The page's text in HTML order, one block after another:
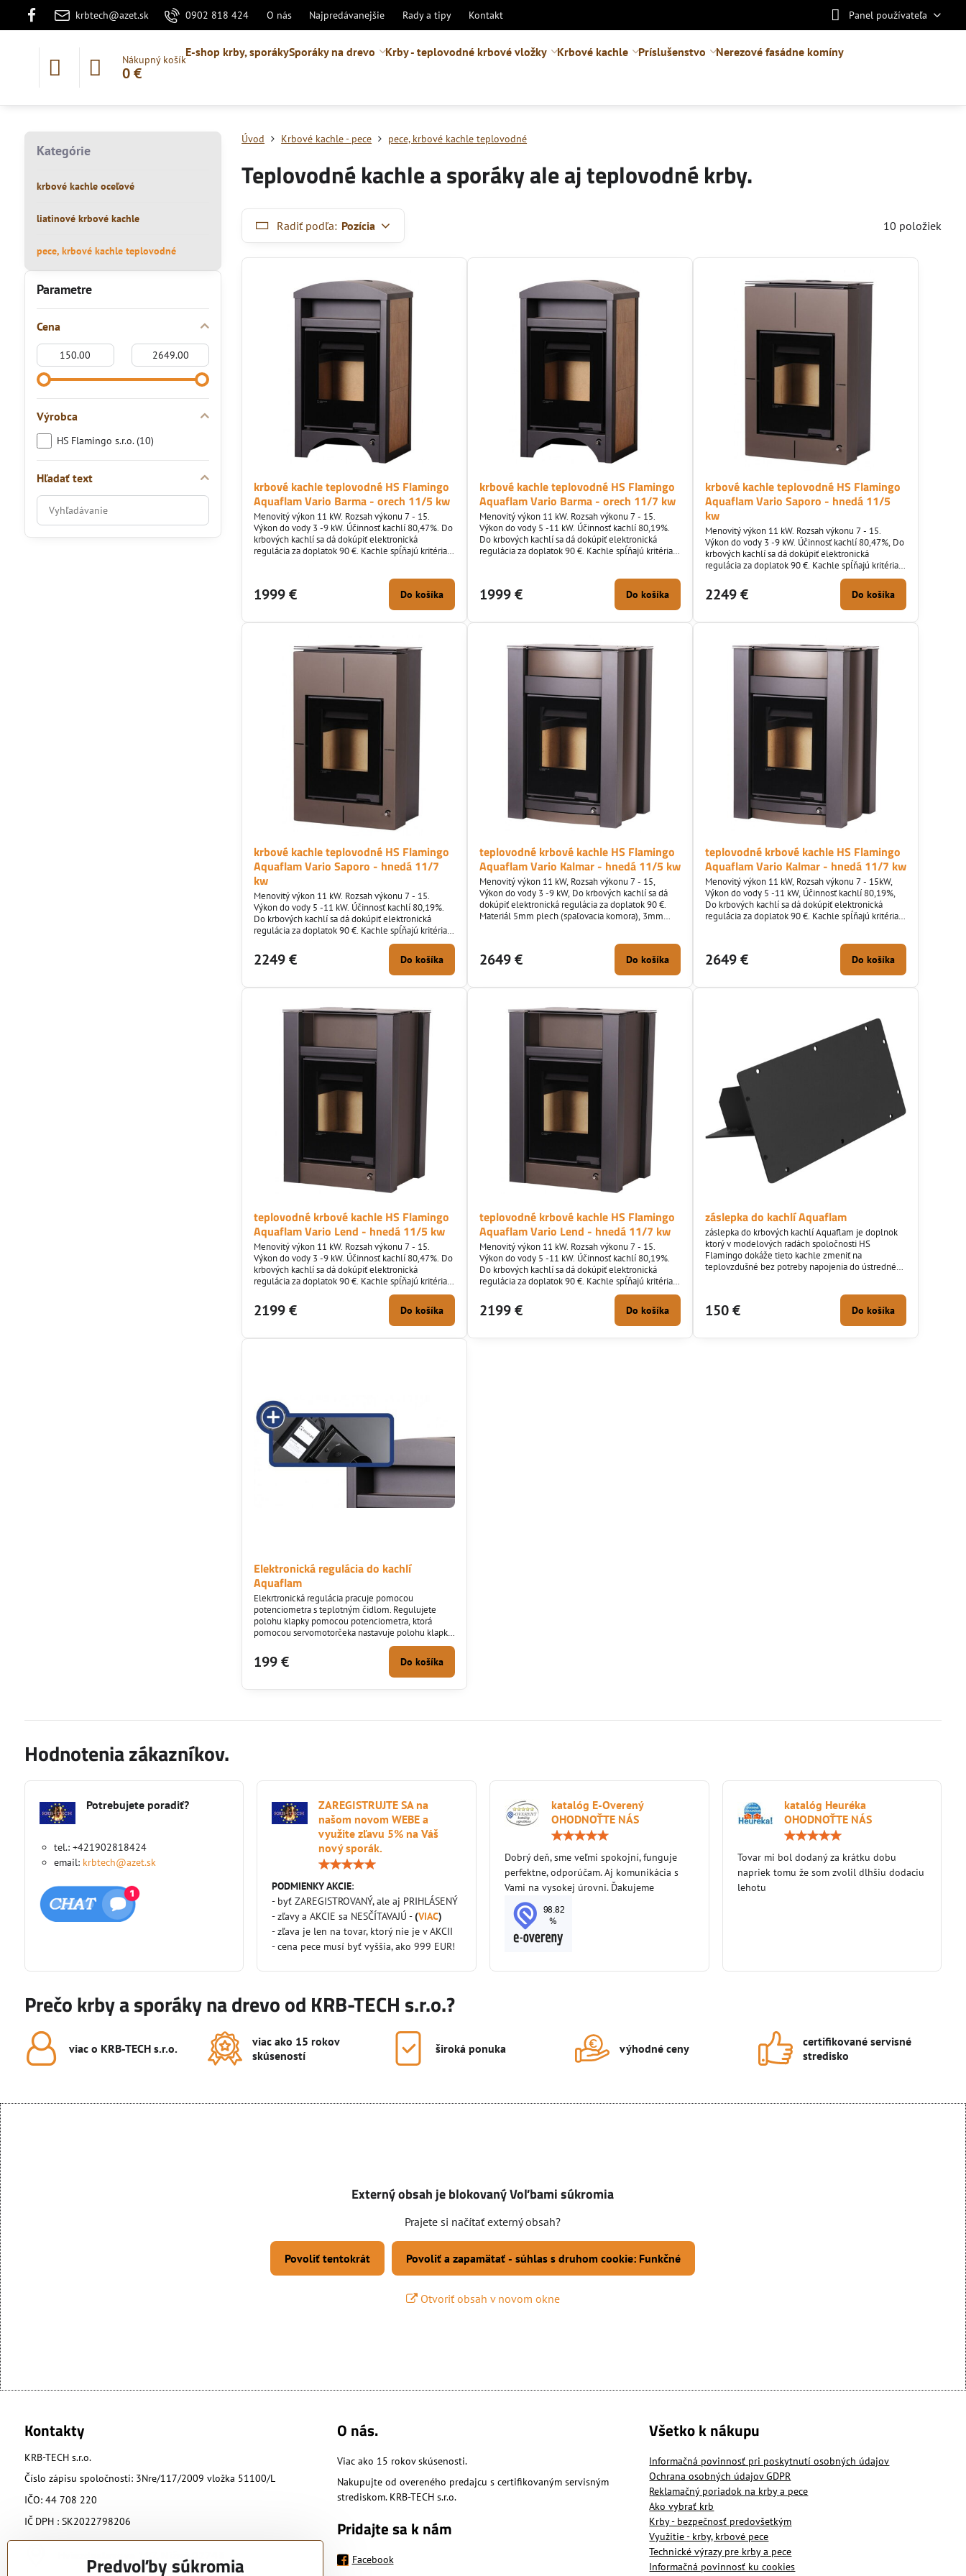
krbtech@azet.sk 0902 818 424 O nás Najpredávanejšie Rady a tipy Kontakt Panel používateľa
Nákupný košík
0 €
E-shop krby, sporákySporáky na drevo Krby - teplovodné krbové vložky Krbové kachle Príslušenstvo Nerezové fasádne komíny
Úvod Krbové kachle - pece pece, krbové kachle teplovodné
Teplovodné kachle a sporáky ale aj teplovodné krby.
Radiť podľa: Pozícia 10 položiek
krbové kachle teplovodné HS Flamingo
Aquaflam Vario Barma - orech 11/5 kw
Menovitý výkon 11 kW. Rozsah výkonu 7 - 15.
Výkon do vody 3 -9 kW. Účinnosť kachlí 80,47%. Do
krbových kachlí sa dá dokúpiť elektronická
regulácia za doplatok 90 €. Kachle spĺňajú kritéria
1999 € Do košíka
krbové kachle teplovodné HS Flamingo
Aquaflam Vario Barma - orech 11/7 kw
Menovitý výkon 11 kW. Rozsah výkonu 7 - 15.
Výkon do vody 5 -11 kW. Účinnosť kachlí 80,19%.
Do krbových kachlí sa dá dokúpiť elektronická
regulácia za doplatok 90 €. Kachle spĺňajú kritéria
1999 € Do košíka
krbové kachle teplovodné HS Flamingo
Aquaflam Vario Saporo - hnedá 11/5
kw
Menovitý výkon 11 kW. Rozsah výkonu 7 - 15.
Výkon do vody 3 -9 kW. Účinnosť kachlí 80,47%, Do
krbových kachlí sa dá dokúpiť elektronická
regulácia za doplatok 90 €. Kachle spĺňajú kritéria
2249 € Do košíka
krbové kachle teplovodné HS Flamingo
Aquaflam Vario Saporo - hnedá 11/7
kw
Menovitý výkon 11 kW. Rozsah výkonu 7 - 15.
Výkon do vody 5 -11 kW. Účinnosť kachlí 80,19%.
Do krbových kachlí sa dá dokúpiť elektronická
regulácia za doplatok 90 €. Kachle spĺňajú kritéria
2249 € Do košíka
teplovodné krbové kachle HS Flamingo
Aquaflam Vario Kalmar - hnedá 11/5 kw
Menovitý výkon 11 kW, Rozsah výkonu 7 - 15,
Výkon do vody 3 -9 kW, Do krbových kachlí sa dá
dokúpiť elektronická regulácia za doplatok 90 €.
Materiál 5mm plech (spaľovacia komora), 3mm
2649 € Do košíka
teplovodné krbové kachle HS Flamingo
Aquaflam Vario Kalmar - hnedá 11/7 kw
Menovitý výkon 11 kW, Rozsah výkonu 7 - 15kW,
Výkon do vody 5 -11 kW, Účinnosť kachlí 80,19%,
Do krbových kachlí sa dá dokúpiť elektronická
regulácia za doplatok 90 €. Kachle spĺňajú kritéria
2649 € Do košíka
teplovodné krbové kachle HS Flamingo
Aquaflam Vario Lend - hnedá 11/5 kw
Menovitý výkon 11 kW. Rozsah výkonu 7 - 15.
Výkon do vody 3 -9 kW. Účinnosť kachlí 80,47%. Do
krbových kachlí sa dá dokúpiť elektronická
regulácia za doplatok 90 €. Kachle spĺňajú kritéria
2199 € Do košíka
teplovodné krbové kachle HS Flamingo
Aquaflam Vario Lend - hnedá 11/7 kw
Menovitý výkon 11 kW. Rozsah výkonu 7 - 15.
Výkon do vody 5 -11 kW. Účinnosť kachlí 80,19%.
Do krbových kachlí sa dá dokúpiť elektronická
regulácia za doplatok 90 €. Kachle spĺňajú kritéria
2199 € Do košíka
záslepka do kachlí Aquaflam
záslepka do krbových kachlí Aquaflam je doplnok
ktorý v modelových radách spoločnosti HS
Flamingo dokáže tieto kachle zmeniť na
teplovzdušné bez potreby napojenia do ústredného
150 € Do košíka
Elektronická regulácia do kachlí
Aquaflam
Elekrtronická regulácia pracuje pomocou
potenciometra s teplotným čidlom. Regulujete
polohu klapky pomocou potenciometra, ktorá
pomocou servomotorčeka nastavuje polohu klapky.
Otočné tlačidlo regulácie má oneskorenú
niekoľkosekundovú odozvu, predídete tak
nechcenému použitie, napríklad deťmi.Elektronická
regulácia funguje na rovnakom princípe ako
regulácia manuálna, regulujete len polohu...
199 € Do košíka
Parametre
Cena
Od:
Do:
Výrobca
HS Flamingo s.r.o. (10)
Hľadať text
Prehľadať
výsledky
filtra
Kategórie
krbové kachle oceľové
liatinové krbové kachle
pece, krbové kachle teplovodné
Hodnotenia zákazníkov.
Potrebujete poradiť?
tel.: +421902818424
email: krbtech@azet.sk
ZAREGISTRUJTE SA na
našom novom WEBE a
využite zľavu 5% na Váš
nový sporák.
5
PODMIENKY AKCIE:
- byť ZAREGISTROVANÝ, ale aj PRIHLÁSENÝ
- zľavy a AKCIE sa NESČÍTAVAJÚ -(VIAC)
- zľava je len na tovar, ktorý nie je v AKCII
- cena pece musí byť vyššia, ako 999 EUR!
katalóg E-Overený
OHODNOŤTE NÁS
/
5
Dobrý deň, sme veľmi spokojní, funguje
perfektne, odporúčam. Aj komunikácia s
Vami na vysokej úrovni. Ďakujeme
katalóg Heuréka
OHODNOŤTE NÁS
/
5
Tovar mi bol dodaný za krátku dobu
napriek tomu že som zvolil dlhšiu dodaciu
lehotu
Prečo krby a sporáky na drevo od KRB-TECH s.r.o.?
viac o KRB-TECH s​.r​.o​.
viac ako 15 rokov
skúseností
široká ponuka výhodné ceny
certifikované servisné
stredisko
Externý obsah je blokovaný Voľbami súkromia
Prajete si načítať externý obsah?
Povoliť tentokrát Povoliť a zapamätať - súhlas s druhom cookie: Funkčné
Otvoriť obsah v novom okne
Kontakty
KRB-TECH s.r.o.
Číslo zápisu spoločnosti: 3Nre/117/2009 vložka 51100/L
IČO: 44 708 220
IČ DPH : SK2022798206
O nás.
Viac ako 15 rokov skúsenosti.
Nakupujte od overeného predajcu s certifikovaným servisným
strediskom. KRB-TECH s.r.o.
Pridajte sa k nám
Facebook
Všetko k nákupu
Informačná povinnosť pri poskytnutí osobných údajov
Ochrana osobných údajov GDPR
Reklamačný poriadok na krby a pece
Ako vybrať krb
Krby - bezpečnosť predovšetkým
Využitie - krby, krbové pece
Technické výrazy pre krby a pece
Informačná povinnosť ku cookies
Predvoľby súkromia